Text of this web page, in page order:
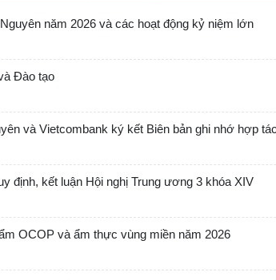
năm 2026 và các hoạt động kỷ niệm lớn
Đào tạo
và Vietcombank ký kết Biên bản ghi nhớ hợp tác
định, kết luận Hội nghị Trung ương 3 khóa XIV
OCOP và ẩm thực vùng miền năm 2026